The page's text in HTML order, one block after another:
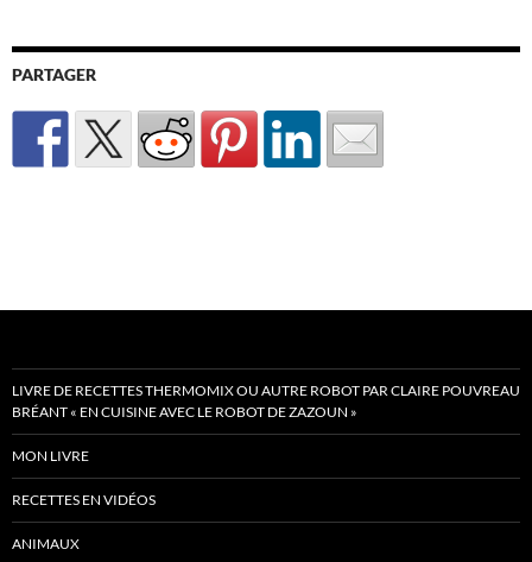
PARTAGER
LIVRE DE RECETTES THERMOMIX OU AUTRE ROBOT PAR CLAIRE POUVREAU
BRÉANT « EN CUISINE AVEC LE ROBOT DE ZAZOUN »
MON LIVRE
RECETTES EN VIDÉOS
ANIMAUX